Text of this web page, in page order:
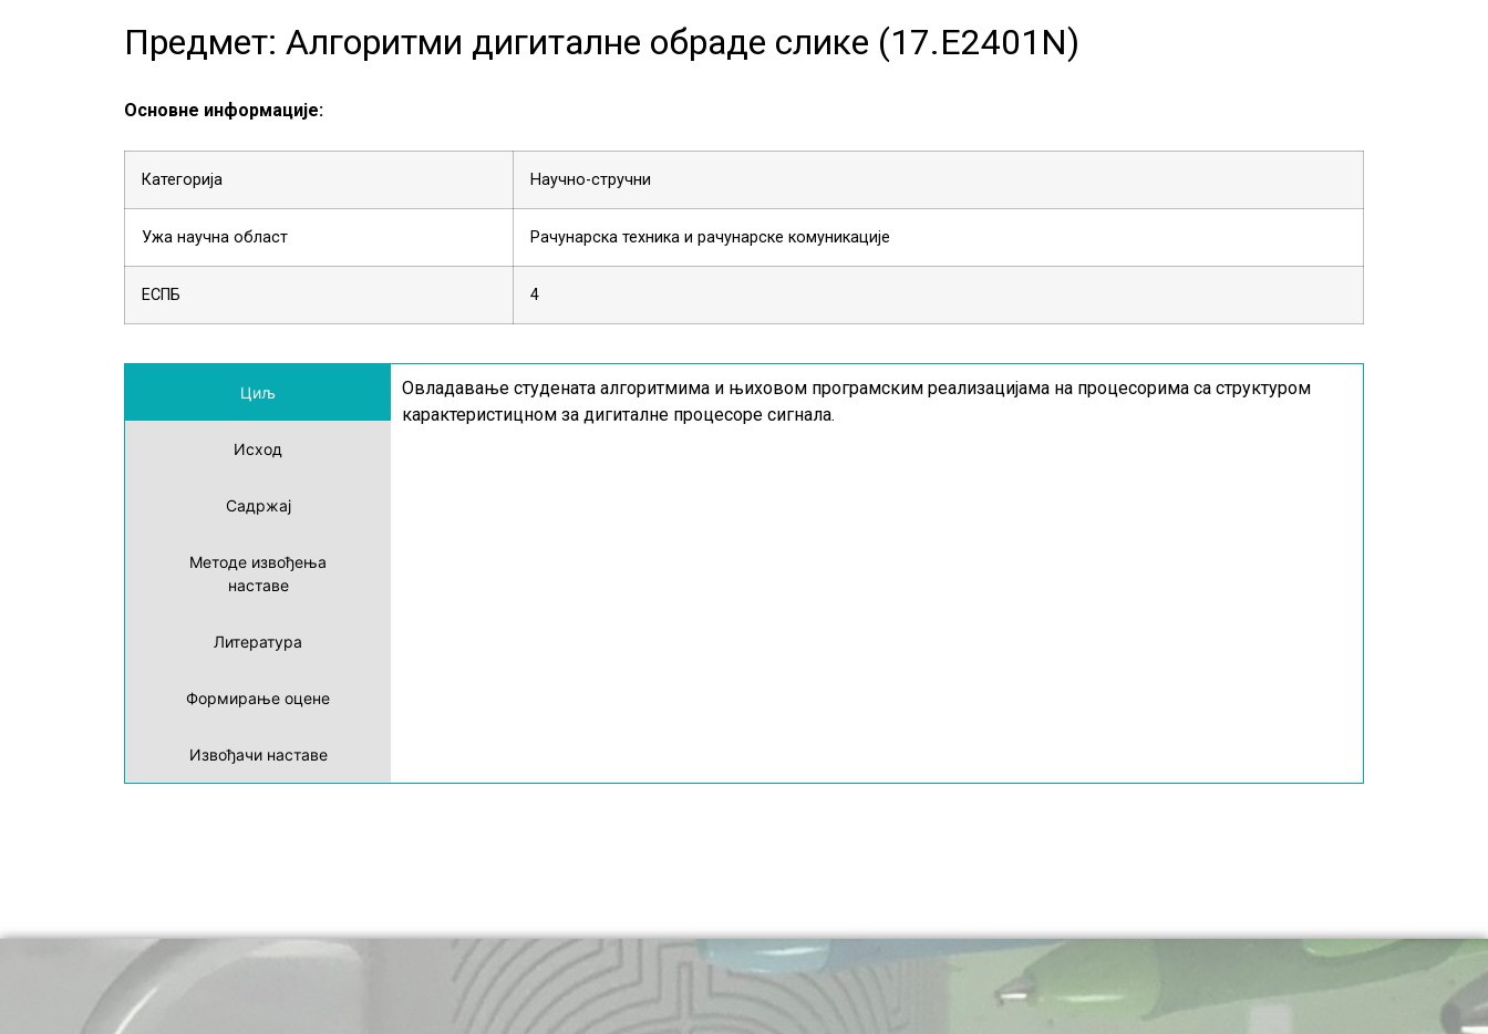
Предмет: Алгоритми дигиталне обраде слике (17.E2401N)
Основне информације:
Категорија Научно-стручни
Ужа научна област Рачунарска техника и рачунарске комуникације
ЕСПБ 4
Циљ
Исход
Садржај
Методе извођења
наставе
Литература
Формирање оцене
Извођачи наставе
Овладавање студената алгоритмима и њиховом програмским реализацијама на процесорима са структуром
карактеристицном за дигиталне процесоре сигнала.